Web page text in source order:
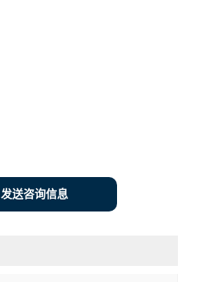
发送咨询信息